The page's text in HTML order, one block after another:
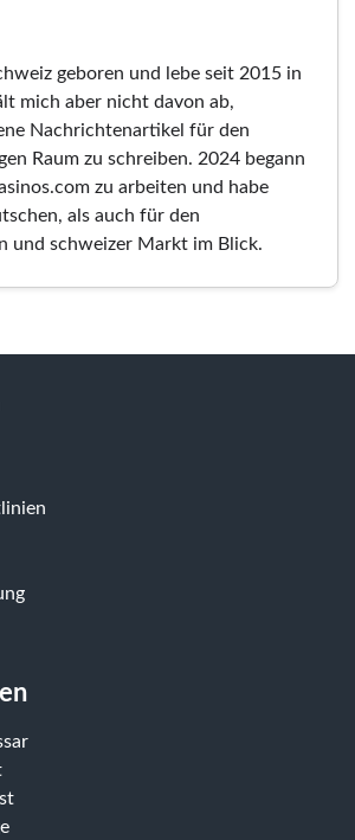
geboren und lebe seit 2015 in
mich aber nicht davon ab,
Nachrichtenartikel für den
Raum zu schreiben. 2024 begann
zu arbeiten und habe
als auch für den
und schweizer Markt im Blick.